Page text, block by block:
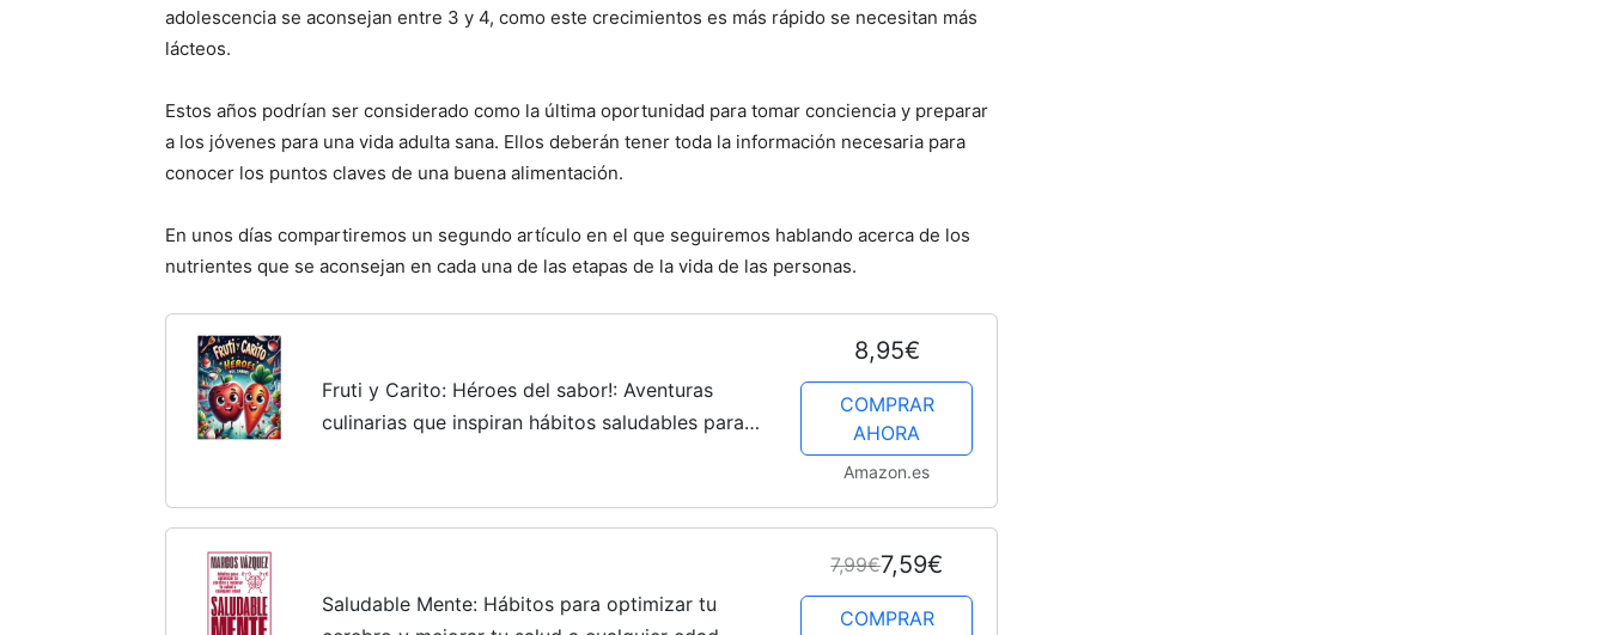
adolescencia se aconsejan entre 3 y 4, como este crecimientos es más rápido se necesitan más
lácteos.
Estos años podrían ser considerado como la última oportunidad para tomar conciencia y preparar
a los jóvenes para una vida adulta sana. Ellos deberán tener toda la información necesaria para
conocer los puntos claves de una buena alimentación.
En unos días compartiremos un segundo artículo en el que seguiremos hablando acerca de los
nutrientes que se aconsejan en cada una de las etapas de la vida de las personas.
Fruti y Carito: Héroes del sabor!: Aventuras
culinarias que inspiran hábitos saludables para
8,95€
COMPRAR
AHORA
Amazon.es
Saludable Mente: Hábitos para optimizar tu
7,99€7,59€
COMPRAR